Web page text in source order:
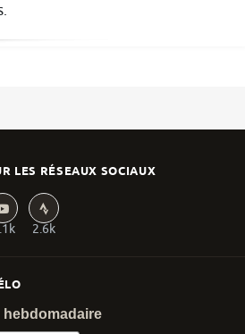
LES RÉSEAUX SOCIAUX
2.6k